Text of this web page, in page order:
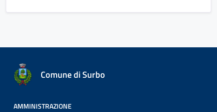
Comune di Surbo
AMMINISTRAZIONE